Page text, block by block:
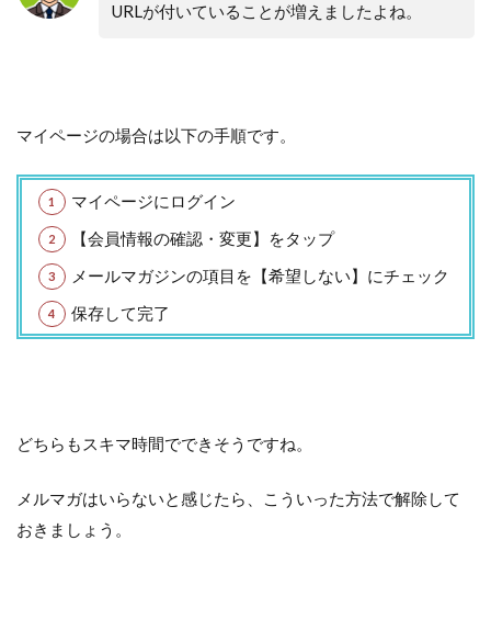
URLが付いていることが増えましたよね。
マイページの場合は以下の手順です。
マイページにログイン
【会員情報の確認・変更】をタップ
メールマガジンの項目を【希望しない】にチェック
保存して完了
どちらもスキマ時間でできそうですね。
メルマガはいらないと感じたら、こういった方法で解除して
おきましょう。